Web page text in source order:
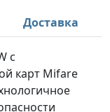
Доставка
с
карт Mifare